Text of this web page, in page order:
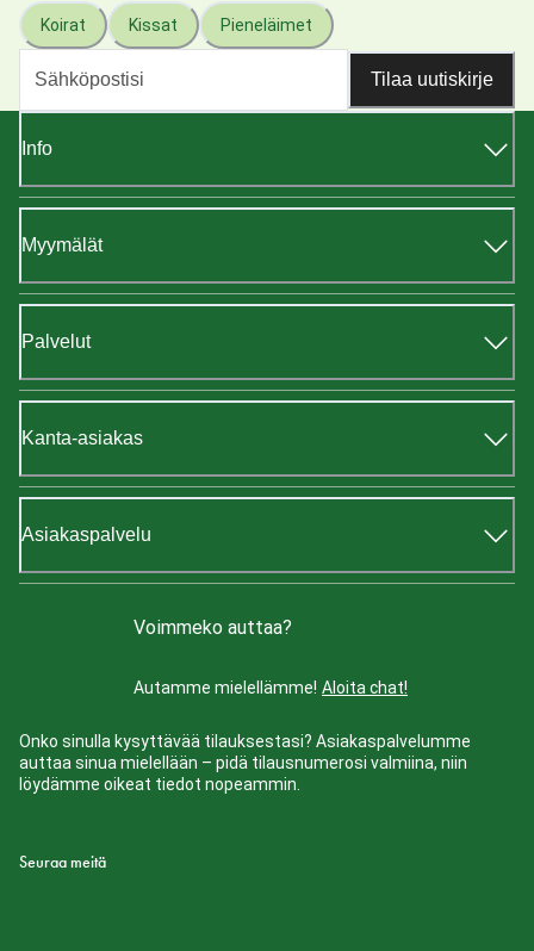
Koirat Kissat Pieneläimet
Tilaa uutiskirje
Info
Myymälät
Palvelut
Kanta-asiakas
Asiakaspalvelu
Voimmeko auttaa?
Autamme mielellämme! Aloita chat!
Onko sinulla kysyttävää tilauksestasi? Asiakaspalvelumme
auttaa sinua mielellään – pidä tilausnumerosi valmiina, niin
löydämme oikeat tiedot nopeammin.
Seuraa meitä